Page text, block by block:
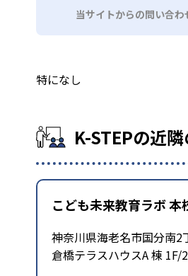
当サイトからの問い合
特になし
K-STEPの近
こども未来教育ラボ 本
神奈川県海老名市国分南2
倉橋テラスハウスA 棟 1F/